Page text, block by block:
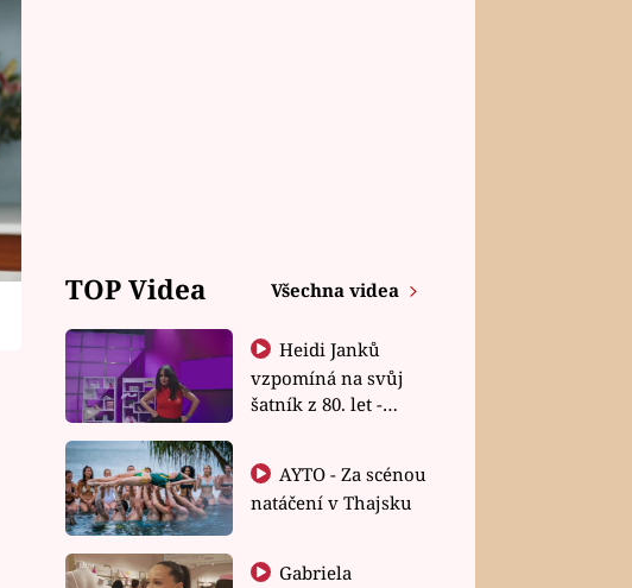
TOP Videa Všechna videa
Heidi Janků
vzpomíná na svůj
šatník z 80. let -
natáčení v Thajsku
Gabriela